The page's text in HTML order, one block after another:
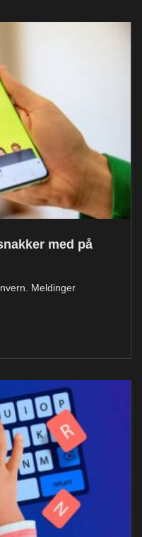
med på
Meldinger